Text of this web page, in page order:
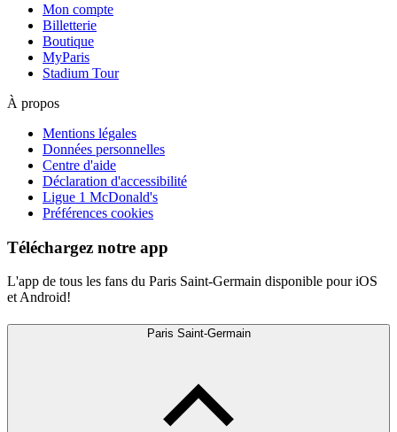
Mon compte
Billetterie
Boutique
MyParis
Stadium Tour
À propos
Mentions légales
Données personnelles
Centre d'aide
Déclaration d'accessibilité
Ligue 1 McDonald's
Préférences cookies
Téléchargez notre app
L'app de tous les fans du Paris Saint-Germain disponible pour iOS
et Android!
Paris Saint-Germain